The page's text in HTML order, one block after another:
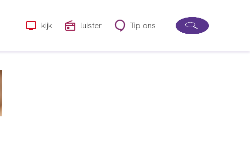
kijk luister Tip ons